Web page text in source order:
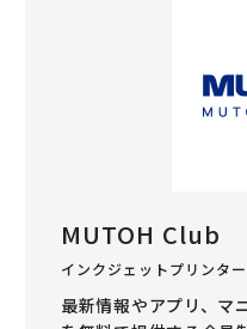
MUTOH Club
インクジェットプリンタ
最新情報やアプリ、マ